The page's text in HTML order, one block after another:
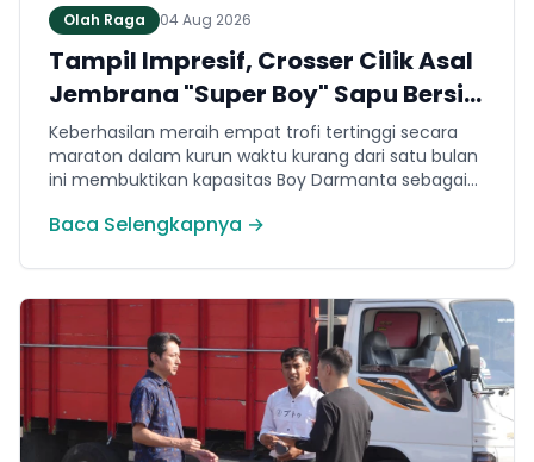
Olah Raga 04 Aug 2026
Tampil Impresif, Crosser Cilik Asal
Jembrana "Super Boy" Sapu Bersih
4 Gelar Juara Motocross 50cc di
Jawa
Keberhasilan meraih empat trofi tertinggi secara
maraton dalam kurun waktu kurang dari satu bulan
ini membuktikan kapasitas Boy Darmanta sebagai
dimiliki Jembrana di kancah motocross nasional
Baca Selengkapnya →